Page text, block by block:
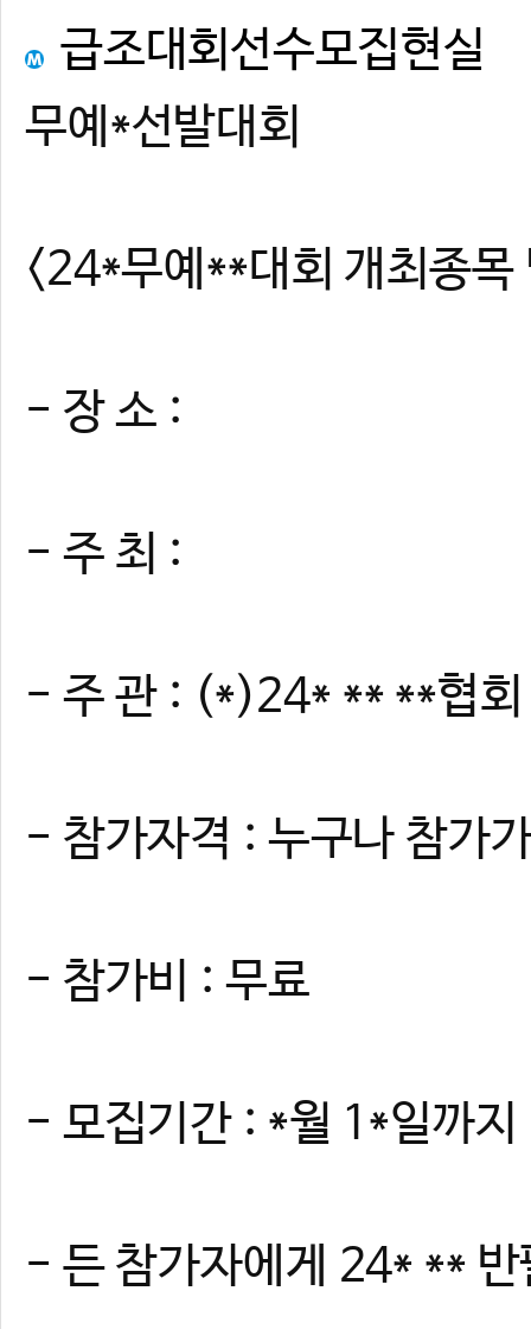
급조대회선수모집현실
무예*선발대회
<24*무예**대회 개최종목
- 장 소 :
- 주 최 :
- 주 관 : (*)24* ** **협회
- 참가자격 : 누구나 참가
- 참가비 : 무료
- 모집기간 : *월 1*일까지
- 든 참가자에게 24* ** 반